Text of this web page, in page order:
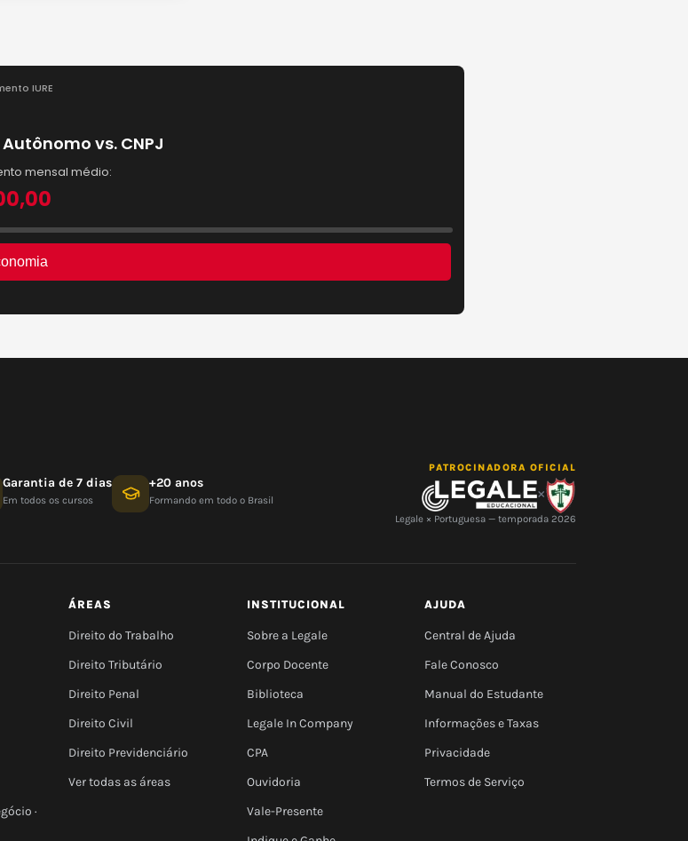
Garantia de 7 dias
Em todos os cursos
+20 anos
Formando em todo o Brasil
PATROCINADORA OFICIAL
×
Legale × Portuguesa — temporada 2026
·
ÁREAS
Direito do Trabalho
Direito Tributário
Direito Penal
Direito Civil
Direito Previdenciário
Ver todas as áreas
INSTITUCIONAL
Sobre a Legale
Corpo Docente
Biblioteca
Legale In Company
CPA
Ouvidoria
Vale-Presente
AJUDA
Central de Ajuda
Fale Conosco
Manual do Estudante
Informações e Taxas
Privacidade
Termos de Serviço